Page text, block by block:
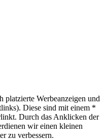
platzierte Werbeanzeigen und
Diese sind mit einem *
Durch das Anklicken der
wir einen kleinen
zu verbessern.